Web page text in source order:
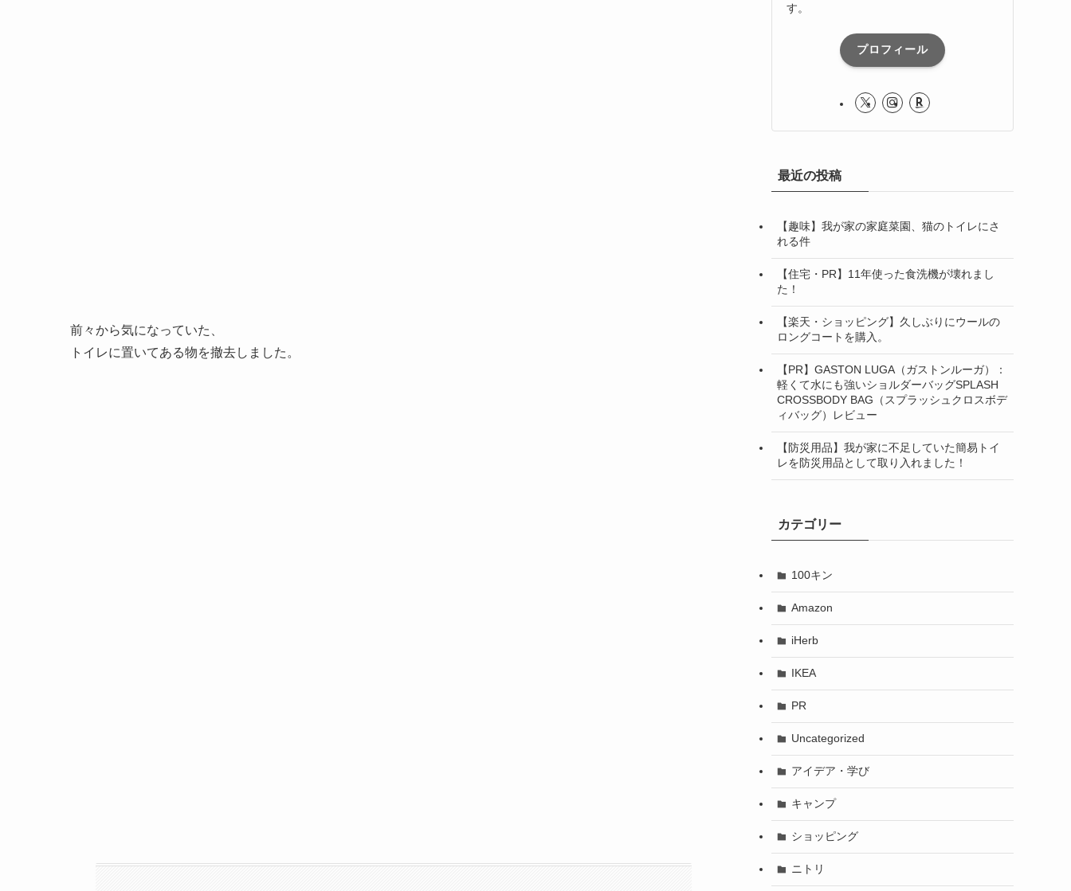
前々から気になっていた、
トイレに置いてある物を撤去しました。
す。
プロフィール
最近の投稿
【趣味】我が家の家庭菜園、猫のトイレにさ
れる件
【住宅・PR】11年使った食洗機が壊れまし
た！
【楽天・ショッピング】久しぶりにウールの
ロングコートを購入。
【PR】GASTON LUGA（ガストンルーガ）：
軽くて水にも強いショルダーバッグSPLASH
CROSSBODY BAG（スプラッシュクロスボデ
ィバッグ）レビュー
【防災用品】我が家に不足していた簡易トイ
レを防災用品として取り入れました！
カテゴリー
100キン
Amazon
iHerb
IKEA
PR
Uncategorized
アイデア・学び
キャンプ
ショッピング
ニトリ